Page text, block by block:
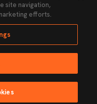
de Privacidad
sin el permiso del Valencia
site navigation,
efforts.